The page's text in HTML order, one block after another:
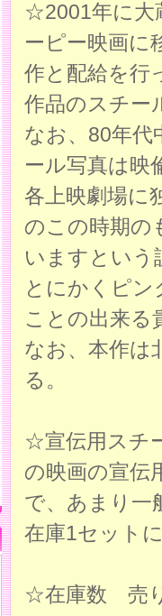
☆2001年に大
ーピー映画に
作と配給を行
作品のスチー
なお、80年代
ール写真は映
各上映劇場に
のこの時期の
いますという
とにかくピン
ことの出来る
なお、本作は
る。
☆宣伝用スチ
の映画の宣伝
で、あまり一
在庫1セット
☆在庫数 売